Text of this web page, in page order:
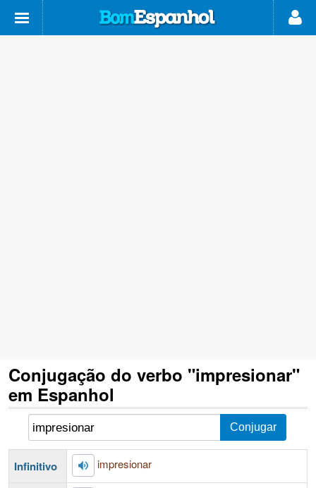
Conjugação do verbo "impresionar"
em Espanhol
Infinitivo impresionar